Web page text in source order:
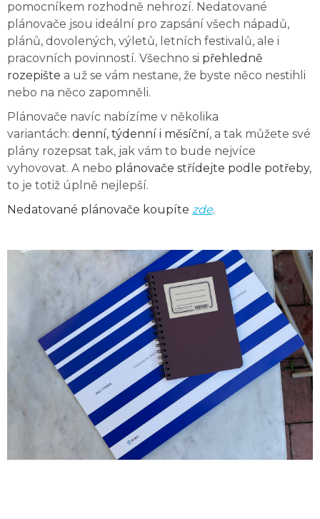
pomocníkem rozhodně nehrozí. Nedatované
plánovače jsou ideální pro zapsání všech nápadů,
plánů, dovolených, výletů, letních festivalů, ale i
pracovních povinností. Všechno si přehledně
rozepište a už se vám nestane, že byste něco nestihli
nebo na něco zapomněli.
Plánovače navíc nabízíme v několika
variantách: denní, týdenní i měsíční, a tak můžete své
plány rozepsat tak, jak vám to bude nejvíce
vyhovovat. A nebo plánovače střídejte podle potřeby,
to je totiž úplně nejlepší.
Nedatované plánovače koupíte zde.